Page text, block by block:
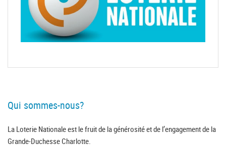
Qui sommes-nous?
La Loterie Nationale est le fruit de la générosité et de l’engagement de la
Grande-Duchesse Charlotte.